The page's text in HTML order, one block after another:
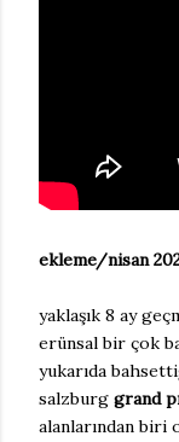
ekleme/nisan
yaklaşık 8 ay
erünsal bir çok
yukarıda
salzburg grand
alanlarından biri